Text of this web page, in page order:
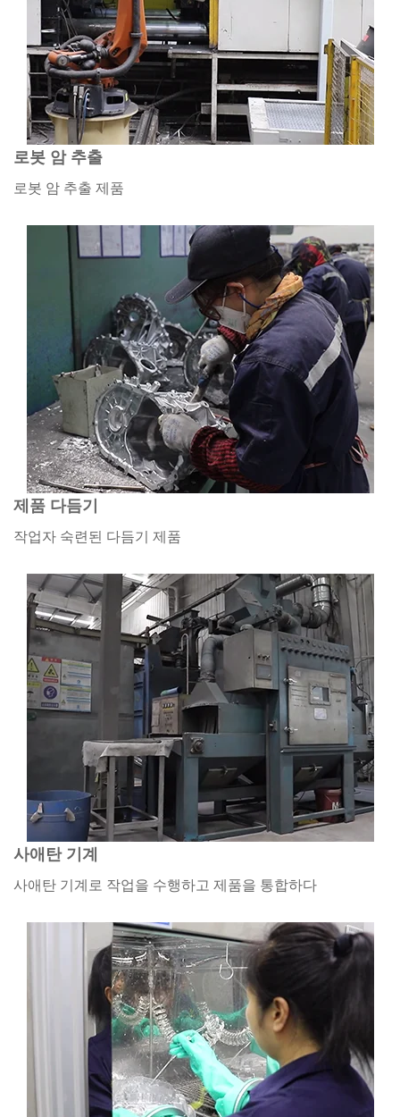
로봇 암 추출
로봇 암 추출 제품
제품 다듬기
작업자 숙련된 다듬기 제품
사애탄 기계
사애탄 기계로 작업을 수행하고 제품을 통합하다